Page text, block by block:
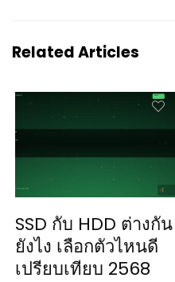
Related Articles
SSD กับ HDD ต่างกัน
ยังไง เลือกตัวไหนดี
เปรียบเทียบ 2568